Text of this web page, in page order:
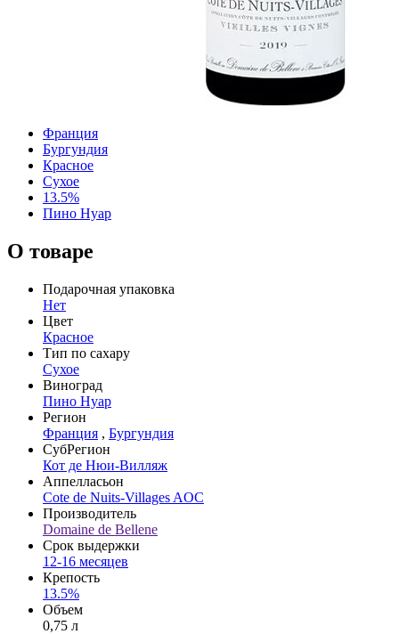
Франция
Бургундия
Красное
Сухое
13.5%
Пино Нуар
О товаре
Подарочная упаковка
Нет
Цвет
Красное
Тип по сахару
Сухое
Виноград
Пино Нуар
Регион
Франция , Бургундия
СубРегион
Кот де Нюи-Вилляж
Аппелласьон
Cote de Nuits-Villages AOC
Производитель
Domaine de Bellene
Срок выдержки
12-16 месяцев
Крепость
13.5%
Объем
0,75 л